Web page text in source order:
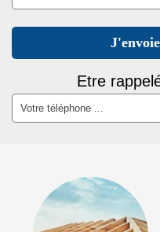
Etre